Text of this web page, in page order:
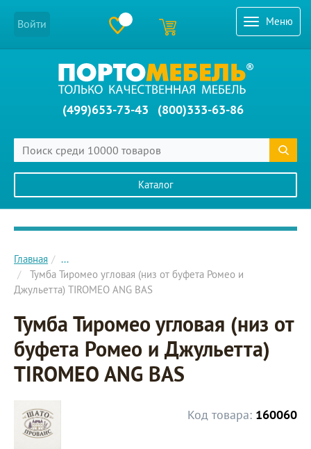
Меню
Войти
(499)653-73-43 (800)333-63-86
Каталог
Главное меню сайта
Главная
...
Тумба Тиромео угловая (низ от буфета Ромео и
Джульетта) TIROMEO ANG BAS
Тумба Тиромео угловая (низ от
буфета Ромео и Джульетта)
TIROMEO ANG BAS
Код товара: 160060